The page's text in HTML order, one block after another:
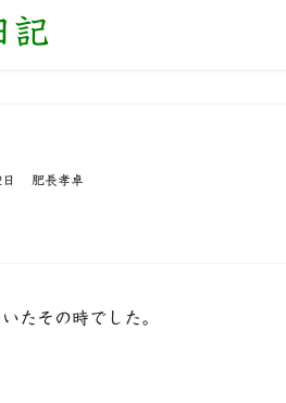
記
肥長孝卓
たその時でした。